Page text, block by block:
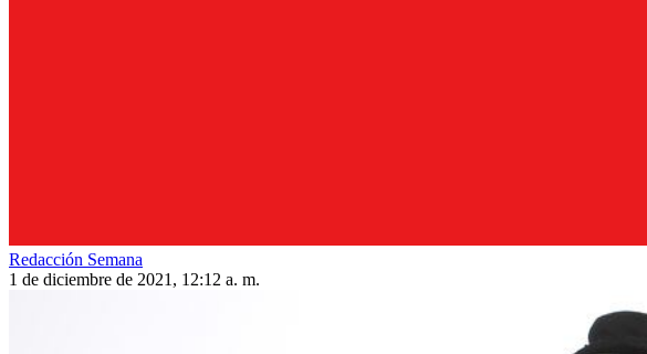
Redacción Semana
1 de diciembre de 2021, 12:12 a. m.